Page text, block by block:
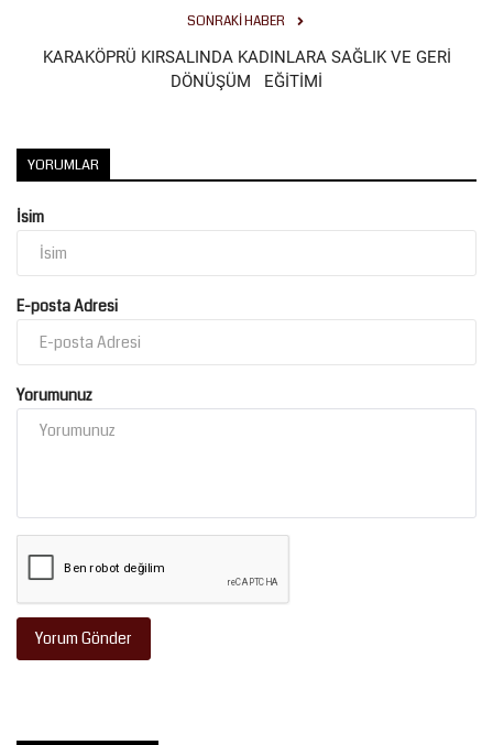
SONRAKI HABER
KARAKÖPRÜ KIRSALINDA KADINLARA SAĞLIK VE GERİ
DÖNÜŞÜM EĞİTİMİ
YORUMLAR
İsim
E-posta Adresi
Yorumunuz
Yorum Gönder